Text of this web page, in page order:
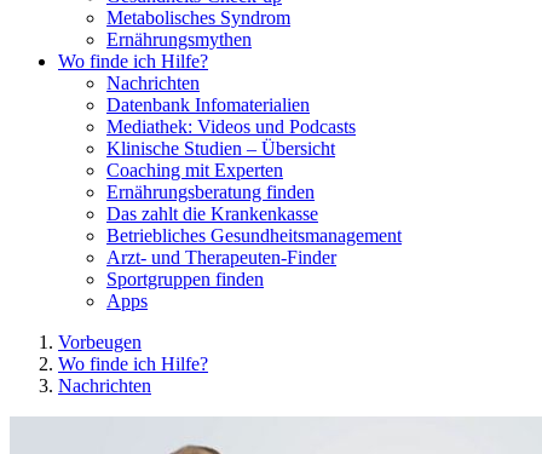
Metabolisches Syndrom
Ernährungsmythen
Wo finde ich Hilfe?
Nachrichten
Datenbank Infomaterialien
Mediathek: Videos und Podcasts
Klinische Studien – Übersicht
Coaching mit Experten
Ernährungsberatung finden
Das zahlt die Krankenkasse
Betriebliches Gesundheitsmanagement
Arzt- und Therapeuten-Finder
Sportgruppen finden
Apps
Vorbeugen
Wo finde ich Hilfe?
Nachrichten